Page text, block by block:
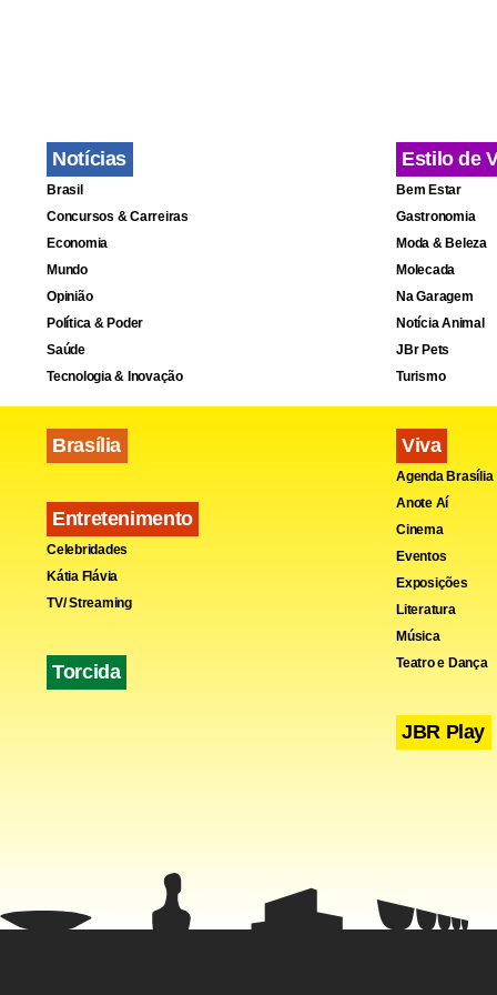
Notícias
Brasil
Concursos & Carreiras
Economia
Mundo
Opinião
Política & Poder
Saúde
Tecnologia & Inovação
Brasília
Entretenimento
Celebridades
Kátia Flávia
TV/ Streaming
Torcida
Estilo de
Bem Estar
Gastronomia
Moda & Beleza
Molecada
Na Garagem
Notícia Animal
JBr Pets
Turismo
Viva
Agenda Brasília
Anote Aí
Cinema
Eventos
Exposições
Literatura
Música
Teatro e Dança
JBR Play